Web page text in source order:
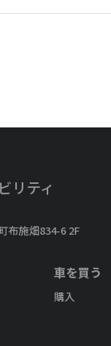
リティ
布施畑834-6 2F
車を買う
購入